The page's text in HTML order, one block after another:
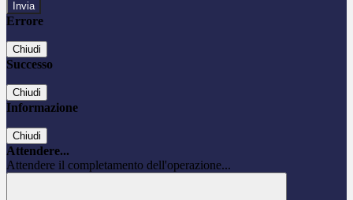
Errore
Chiudi
Successo
Chiudi
Informazione
Chiudi
Attendere...
Attendere il completamento dell'operazione...